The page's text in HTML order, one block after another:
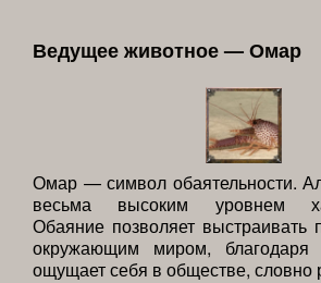
Ведущее животное — Омар
Омар — символ обаятельности.
весьма высоким уровнем
Обаяние позволяет выстраивать
окружающим миром, благодаря
ощущает себя в обществе, словно